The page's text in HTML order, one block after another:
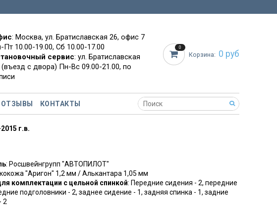
: Москва, ул. Братиславская 26, офис 7
Пт 10.00-19.00, Сб 10.00-17.00
сервис: ул. Братиславская
(въезд с двора) Пн-Вс 09.00-21.00, по
0
Корзина: 0 руб
ОТЗЫВЫ КОНТАКТЫ
г.в.
: Росшвейнгрупп "АВТОПИЛОТ"
"Аригон" 1,2 мм / Алькантара 1,05 мм
комплектации с цельной спинкой: Передние сидения - 2, передние
подголовники - 2, заднее сидение - 1, задняя спинка - 1, задние
2